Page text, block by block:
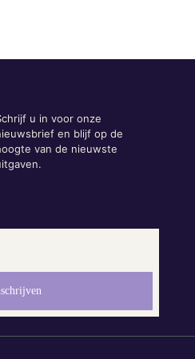
u in voor onze
en blijf op de
van de nieuwste